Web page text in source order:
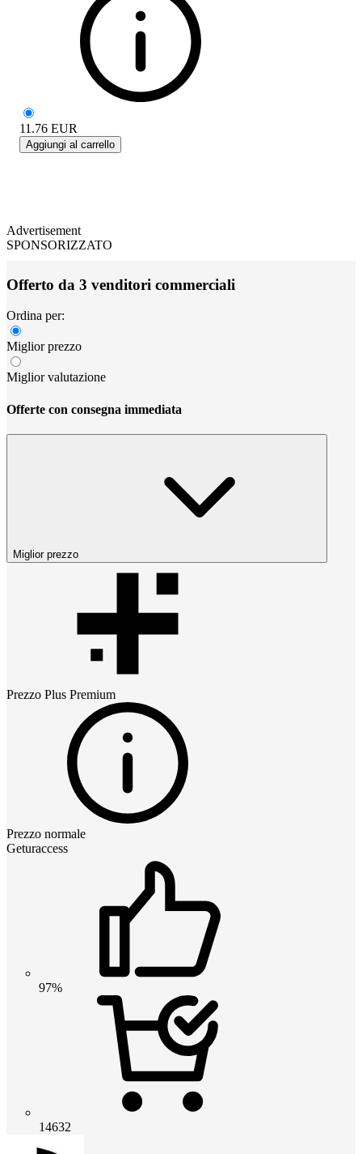
11.76 EUR
Aggiungi al carrello
Advertisement
SPONSORIZZATO
Offerto da 3 venditori commerciali
Ordina per:
Miglior prezzo
Miglior valutazione
Offerte con consegna immediata
Miglior prezzo
Prezzo Plus Premium
Prezzo normale
Geturaccess
97%
14632